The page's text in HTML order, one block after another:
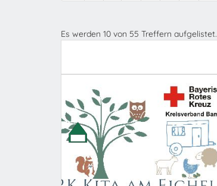
Es werden 10 von 55 Treffern aufgelistet.